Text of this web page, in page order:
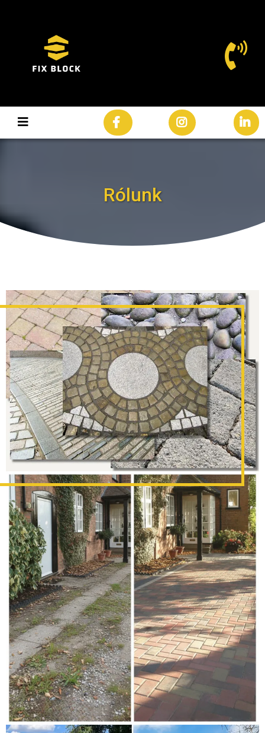
Rólunk